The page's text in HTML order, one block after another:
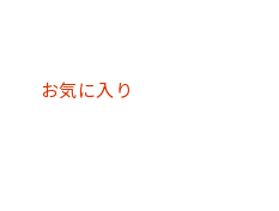
お気に入り